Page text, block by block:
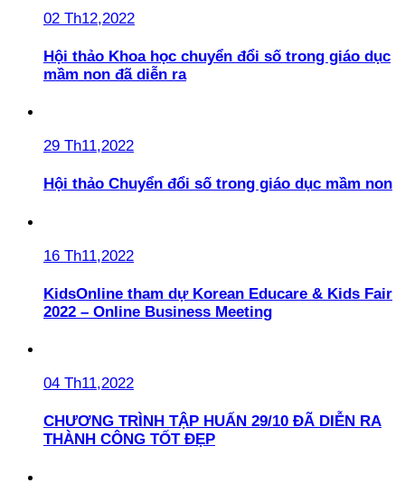
02 Th12,2022
Hội thảo Khoa học chuyển đổi số trong giáo dục
mầm non đã diễn ra
29 Th11,2022
Hội thảo Chuyển đổi số trong giáo dục mầm non
16 Th11,2022
KidsOnline tham dự Korean Educare & Kids Fair
2022 – Online Business Meeting
04 Th11,2022
CHƯƠNG TRÌNH TẬP HUẤN 29/10 ĐÃ DIỄN RA
THÀNH CÔNG TỐT ĐẸP